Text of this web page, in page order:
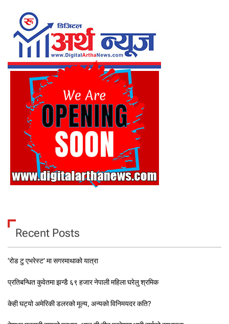
Recent Posts
‘रोड टु एभरेस्ट’ मा सगरमाथाको यात्रा
प्रतिबन्धित कुवेतमा झन्डै ६९ हजार नेपाली महिला घरेलु श्रमिक
केही घट्यो अमेरिकी डलरको मूल्य, अन्यको विनिमयदर कति?